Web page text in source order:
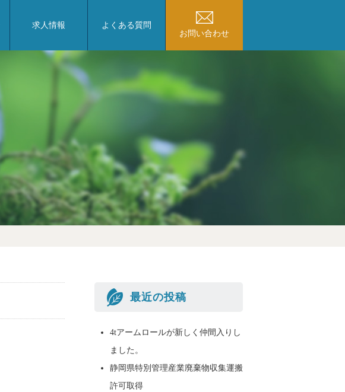
求人情報
よくある質問
お問い合わせ
最近の投稿
4tアームロールが新しく仲間入りし
ました。
静岡県特別管理産業廃棄物収集運搬
許可取得